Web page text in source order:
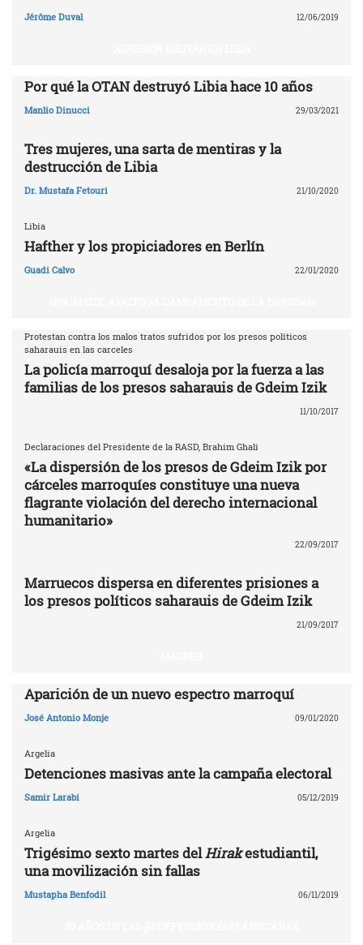
Jérôme Duval 12/06/2019
Por qué la OTAN destruyó Libia ‎hace 10 años‎
Manlio Dinucci 29/03/2021
Tres mujeres, una sarta de mentiras y la
destrucción de Libia
Dr. Mustafa Fetouri 21/10/2020
Libia
Hafther y los propiciadores en Berlín
Guadi Calvo 22/01/2020
Protestan contra los malos tratos sufridos por los presos políticos
saharauis en las carceles
La policía marroquí desaloja por la fuerza a las
familias de los presos saharauis de Gdeim Izik
11/10/2017
Declaraciones del Presidente de la RASD, Brahim Ghali
«La dispersión de los presos de Gdeim Izik por
cárceles marroquíes constituye una nueva
flagrante violación del derecho internacional
humanitario»
22/09/2017
Marruecos dispersa en diferentes prisiones a
los presos políticos saharauis de Gdeim Izik
21/09/2017
Aparición de un nuevo espectro marroquí
José Antonio Monje 09/01/2020
Argelia
Detenciones masivas ante la campaña electoral
Samir Larabi 05/12/2019
Argelia
Trigésimo sexto martes delHirakestudiantil,
una movilización sin fallas
Mustapha Benfodil 06/11/2019